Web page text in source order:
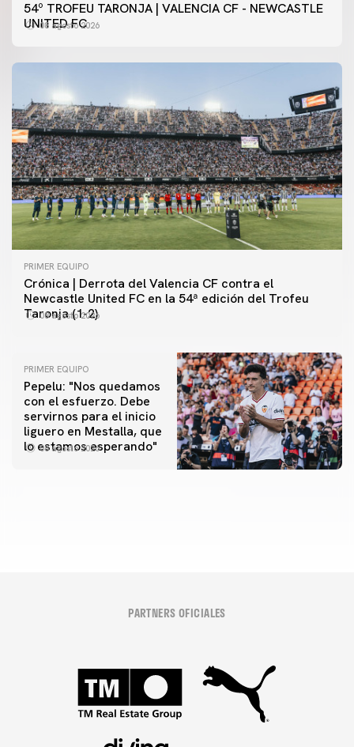
54º TROFEU TARONJA | VALENCIA CF - NEWCASTLE
UNITED FC
08 agosto 2026
PRIMER EQUIPO
Crónica | Derrota del Valencia CF contra el
Newcastle United FC en la 54ª edición del Trofeu
Taronja (1-2)
08 agosto 2026
PRIMER EQUIPO
Pepelu: "Nos quedamos
con el esfuerzo. Debe
servirnos para el inicio
liguero en Mestalla, que
lo estamos esperando"
08 agosto 2026
PRIMER EQUIPO
Las fotos del Valencia CF-Newcastle United FC
PRIMER EQUIPO
MESTALLA 📍
PARTNERS OFICIALES